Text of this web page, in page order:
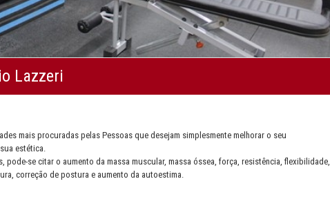
Lazzeri
mais procuradas pelas Pessoas que desejam simplesmente melhorar o seu
estética.
pode-se citar o aumento da massa muscular, massa óssea, força, resistência, flexibilidade,
correção de postura e aumento da autoestima.